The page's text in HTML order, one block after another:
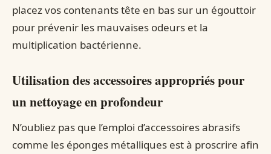
placez vos contenants tête en bas sur un égouttoir
pour prévenir les mauvaises odeurs et la
multiplication bactérienne.
Utilisation des accessoires appropriés pour
un nettoyage en profondeur
N’oubliez pas que l’emploi d’accessoires abrasifs
comme les éponges métalliques est à proscrire afin